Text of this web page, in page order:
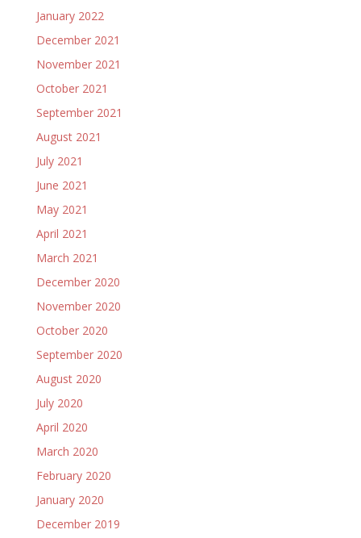
January 2022
December 2021
November 2021
October 2021
September 2021
August 2021
July 2021
June 2021
May 2021
April 2021
March 2021
December 2020
November 2020
October 2020
September 2020
August 2020
July 2020
April 2020
March 2020
February 2020
January 2020
December 2019